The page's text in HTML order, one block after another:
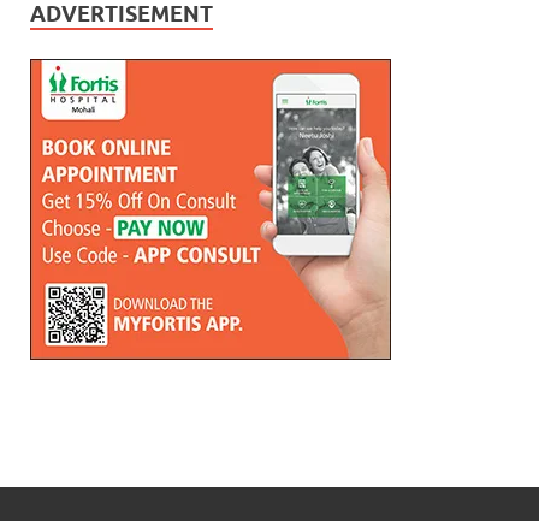
ADVERTISEMENT